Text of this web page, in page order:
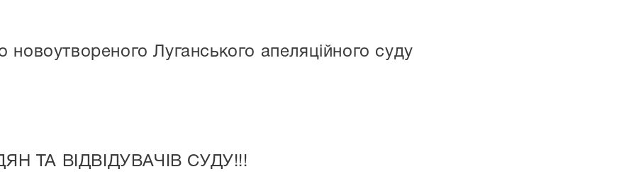
новоутвореного Луганського апеляційного суду
ТА ВІДВІДУВАЧІВ СУДУ!!!